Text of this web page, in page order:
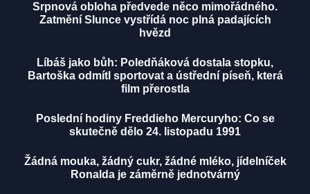
Srpnová obloha předvede něco mimořádného.
Zatmění Slunce vystřídá noc plná padajících
hvězd
Líbáš jako bůh: Poledňáková dostala stopku,
Bartoška odmítl sportovat a ústřední píseň, která
film přerostla
Poslední hodiny Freddieho Mercuryho: Co se
skutečně dělo 24. listopadu 1991
Žádná mouka, žádný cukr, žádné mléko, jídelníček
Ronalda je záměrně jednotvárný